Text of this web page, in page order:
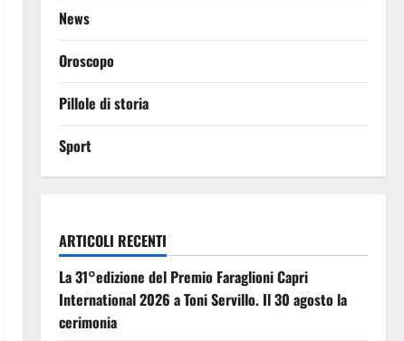
News
Oroscopo
Pillole di storia
Sport
ARTICOLI RECENTI
La 31°edizione del Premio Faraglioni Capri
International 2026 a Toni Servillo. Il 30 agosto la
cerimonia